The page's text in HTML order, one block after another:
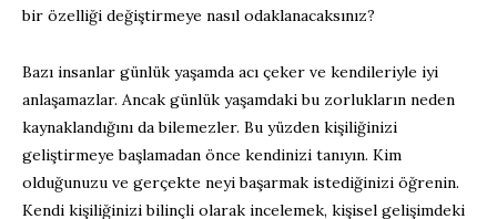
bir özelliği değiştirmeye nasıl odaklanacaksınız?
Bazı insanlar günlük yaşamda acı çeker ve kendileriyle iyi
anlaşamazlar. Ancak günlük yaşamdaki bu zorlukların neden
kaynaklandığını da bilemezler. Bu yüzden kişiliğinizi
geliştirmeye başlamadan önce kendinizi tanıyın. Kim
olduğunuzu ve gerçekte neyi başarmak istediğinizi öğrenin.
Kendi kişiliğinizi bilinçli olarak incelemek, kişisel gelişimdeki